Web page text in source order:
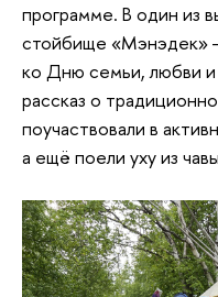
программе. В один из
стойбище «Мэнэдек»
ко Дню семьи, любви
рассказ о
поучаствовали в
а ещё поели уху из